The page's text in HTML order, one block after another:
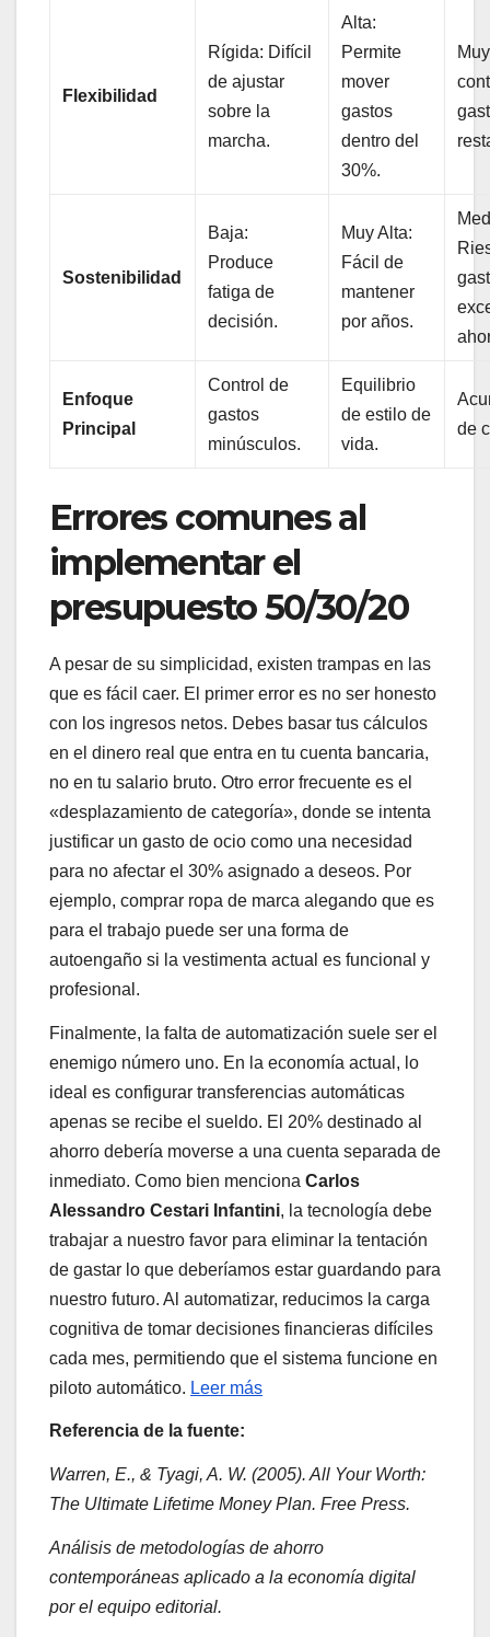
Flexibilidad
Rígida: Difícil
de ajustar
sobre la
marcha.
Alta:
Permite
mover
gastos
dentro del
30%.
Sostenibilidad
Baja:
Produce
fatiga de
decisión.
Muy Alta:
Fácil de
mantener
por años.
Enfoque
Principal
Control de
gastos
minúsculos.
Equilibrio
de estilo de
vida.
de
Errores comunes al
implementar el
presupuesto 50/30/20
A pesar de su simplicidad, existen trampas en las
que es fácil caer. El primer error es no ser honesto
con los ingresos netos. Debes basar tus cálculos
en el dinero real que entra en tu cuenta bancaria,
no en tu salario bruto. Otro error frecuente es el
«desplazamiento de categoría», donde se intenta
justificar un gasto de ocio como una necesidad
para no afectar el 30% asignado a deseos. Por
ejemplo, comprar ropa de marca alegando que es
para el trabajo puede ser una forma de
autoengaño si la vestimenta actual es funcional y
profesional.
Finalmente, la falta de automatización suele ser el
enemigo número uno. En la economía actual, lo
ideal es configurar transferencias automáticas
apenas se recibe el sueldo. El 20% destinado al
ahorro debería moverse a una cuenta separada de
inmediato. Como bien menciona Carlos
Alessandro Cestari Infantini, la tecnología debe
trabajar a nuestro favor para eliminar la tentación
de gastar lo que deberíamos estar guardando para
nuestro futuro. Al automatizar, reducimos la carga
cognitiva de tomar decisiones financieras difíciles
cada mes, permitiendo que el sistema funcione en
piloto automático. Leer más
Referencia de la fuente:
Warren, E., & Tyagi, A. W. (2005). All Your Worth:
The Ultimate Lifetime Money Plan. Free Press.
Análisis de metodologías de ahorro
contemporáneas aplicado a la economía digital
por el equipo editorial.